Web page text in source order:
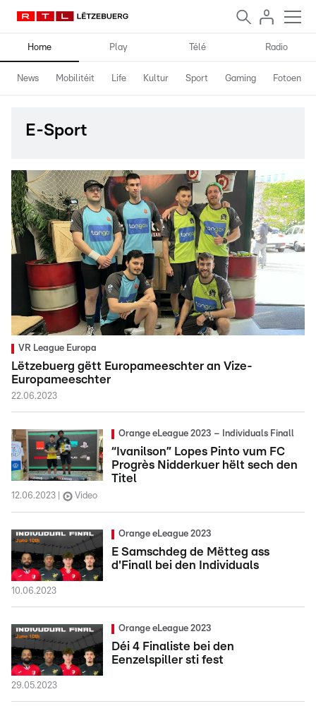
Home Play Télé Radio
News Mobilitéit Life Kultur Sport Gaming Fotoen
E-Sport
VR League Europa
Lëtzebuerg gëtt Europameeschter an Vize-
Europameeschter
22.06.2023
Orange eLeague 2023 – Individuals Finall
“Ivanilson” Lopes Pinto vum FC
Progrès Nidderkuer hëlt sech den
Titel
12.06.2023 Video
Orange eLeague 2023
E Samschdeg de Mëtteg ass
d'Finall bei den Individuals
10.06.2023
Orange eLeague 2023
Déi 4 Finaliste bei den
Eenzelspiller sti fest
29.05.2023